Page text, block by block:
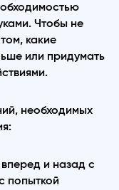
Чтобы не
какие
или придумать
необходимых
и назад с
попыткой